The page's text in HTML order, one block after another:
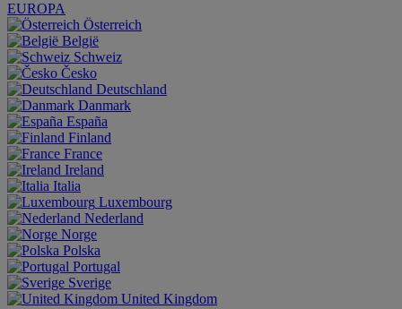
EUROPA
Österreich
België
Schweiz
Česko
Deutschland
Danmark
España
Finland
France
Ireland
Italia
Luxembourg
Nederland
Norge
Polska
Portugal
Sverige
United Kingdom